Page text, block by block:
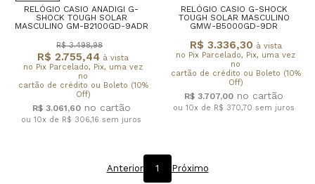
RELÓGIO CASIO ANADIGI G-
SHOCK TOUGH SOLAR
MASCULINO GM-B2100GD-9ADR
R$ 2.755,44 à vista
no Pix Parcelado, Pix, uma vez
no
cartão de crédito ou Boleto (10%
Off)
R$ 3.498,98
R$ 3.061,60
ou 10x de R$ 306,16 sem juros
RELÓGIO CASIO G-SHOCK
TOUGH SOLAR MASCULINO
GMW-B5000GD-9DR
R$ 3.336,30 à vista
no Pix Parcelado, Pix, uma vez
no
cartão de crédito ou Boleto (10%
Off)
R$ 3.707,00
ou 10x de R$ 370,70 sem juros
Anterior 1 Próximo